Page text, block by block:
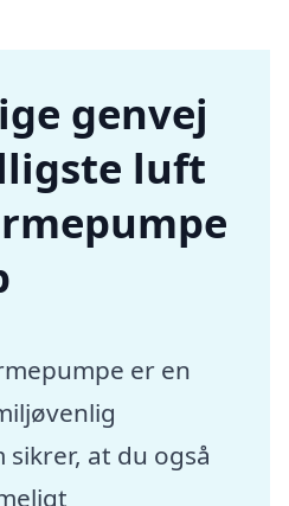
genvej
luft
er en
at du også